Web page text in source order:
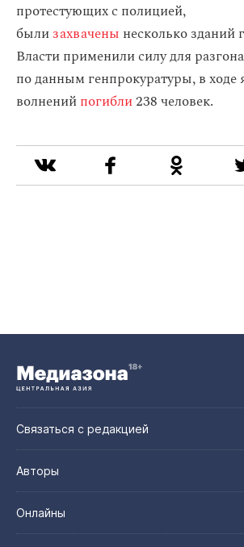
протестующих с полицией,
былизахвачены несколько зданий
Власти применили силу для
по данным генпрокуратуры, в ходе
волненийпогибли238 человек.
Связаться с редакцией
Авторы
Онлайны